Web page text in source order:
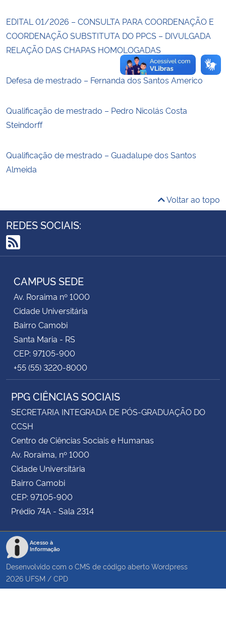
Gabinete de Segurança Institucional
Advocacia-Geral da União
Banco Central do Brasil
EDITAL 01/2026 – CONSULTA PARA COORDENAÇÃO E
COORDENAÇÃO SUBSTITUTA DO PPCS – DIVULGADA
RELAÇÃO DAS CHAPAS HOMOLOGADAS
Defesa de mestrado – Fernanda dos Santos Americo
Qualificação de mestrado – Pedro Nicolás Costa
Steindorff
Qualificação de mestrado – Guadalupe dos Santos
Almeida
Voltar ao topo
REDES SOCIAIS:
RSS
CAMPUS SEDE
Av. Roraima nº 1000
Cidade Universitária
Bairro Camobi
Santa Maria - RS
CEP: 97105-900
+55 (55) 3220-8000
PPG CIÊNCIAS SOCIAIS
SECRETARIA INTEGRADA DE PÓS-GRADUAÇÃO DO
CCSH
Centro de Ciências Sociais e Humanas
Av. Roraima, nº 1000
Cidade Universitária
Bairro Camobi
CEP: 97105-900
Prédio 74A - Sala 2314
Acesso à
Informação
Desenvolvido com o CMS de código aberto Wordpress
2026 UFSM / CPD